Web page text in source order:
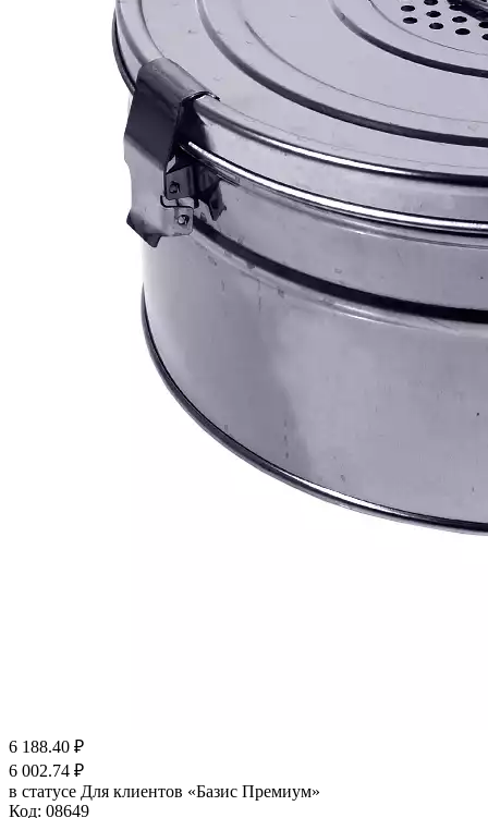
6 188.40 ₽
6 002.74 ₽
в статусе Для клиентов «Базис Премиум»
Код: 08649